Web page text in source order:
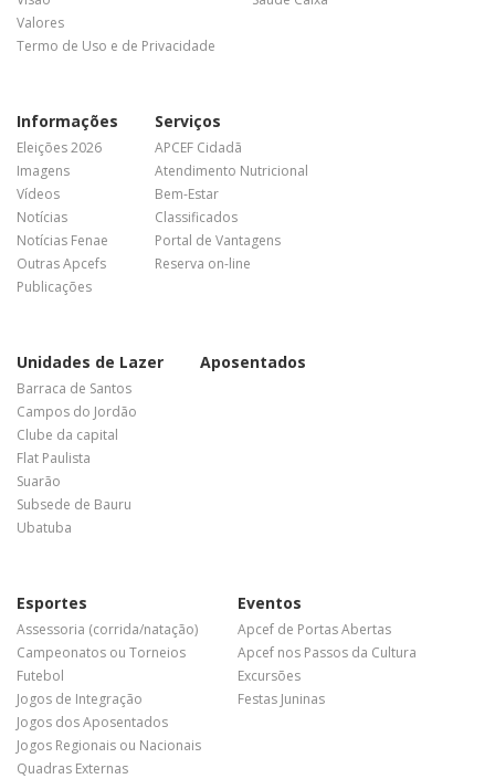
Valores
Termo de Uso e de Privacidade
Informações
Eleições 2026
Imagens
Vídeos
Notícias
Notícias Fenae
Outras Apcefs
Publicações
Serviços
APCEF Cidadã
Atendimento Nutricional
Bem-Estar
Classificados
Portal de Vantagens
Reserva on-line
Unidades de Lazer
Barraca de Santos
Campos do Jordão
Clube da capital
Flat Paulista
Suarão
Subsede de Bauru
Ubatuba
Aposentados
Esportes
Assessoria (corrida/natação)
Campeonatos ou Torneios
Futebol
Jogos de Integração
Jogos dos Aposentados
Jogos Regionais ou Nacionais
Quadras Externas
Eventos
Apcef de Portas Abertas
Apcef nos Passos da Cultura
Excursões
Festas Juninas